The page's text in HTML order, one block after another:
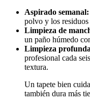
Aspirado semanal:
polvo y los residuos
Limpieza de
un paño húmedo
Limpieza
profesional cada
textura.
Un tapete bien
también dura más